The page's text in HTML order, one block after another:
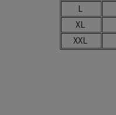
L
XL
XXL